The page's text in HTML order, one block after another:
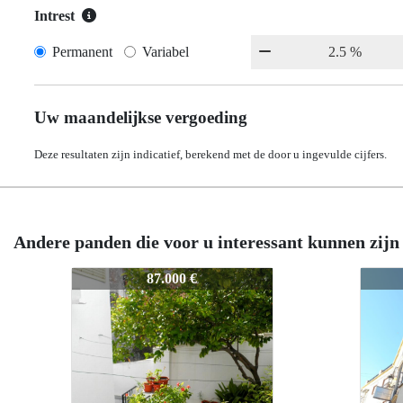
Intrest
Permanent Variabel
Uw maandelijkse vergoeding
Deze resultaten zijn indicatief, berekend met de door u ingevulde cijfers.
Andere panden die voor u interessant kunnen zijn
86-CA-PEREZGALDOS-0049
135.000 €
86-CA-PEREZGALDOS-0049
135.000 €